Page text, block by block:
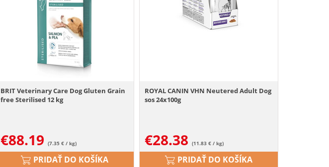
BRIT Veterinary Care Dog Gluten Grain
free Sterilised 12 kg
€88.19 (7.35 € / kg)
PRIDAŤ DO KOŠÍKA
ROYAL CANIN VHN Neutered Adult Dog
sos 24x100g
€28.38 (11.83 € / kg)
PRIDAŤ DO KOŠÍKA